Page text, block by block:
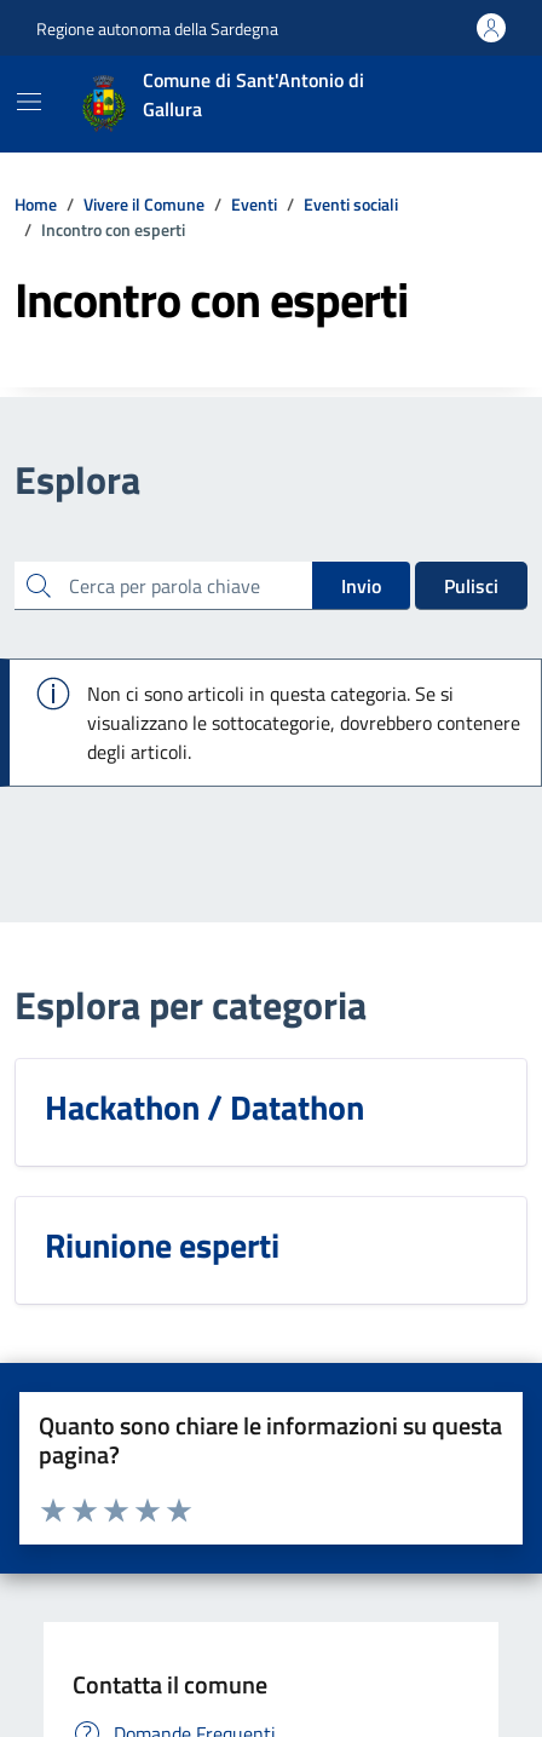
Regione autonoma della Sardegna
Comune di Sant'Antonio di
Gallura
Home Vivere il Comune Eventi
Eventi sociali
Incontro con esperti
Incontro con esperti
Esplora
cerca Invio Pulisci
Info
Non ci sono articoli in questa categoria. Se si
visualizzano le sottocategorie, dovrebbero contenere
degli articoli.
Esplora per categoria
Hackathon / Datathon
Riunione esperti
Quanto sono chiare le informazioni su questa
pagina?
Valuta da 1 a 5 stelle la pagina
Valuta 5 stelle su 5
Valuta 4 stelle su 5
Valuta 3 stelle su 5
Valuta 2 stelle su 5
Valuta una stella su 5
Contatta il comune